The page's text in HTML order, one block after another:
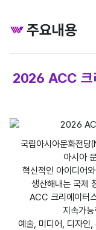
주요내용
2026 ACC 크
2026 ACC 크리에이
국립아시아문화전
아시아
혁신적인 아이디어
생산해내는 국제
ACC 크리에이터
지속가
예술, 미디어, 디자인,